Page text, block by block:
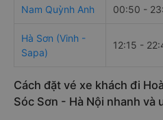
Nam Quỳnh Anh 00:50 -
Hà Sơn (Vinh -
Sapa)
12:15 -
Cách đặt vé xe khách đi
Sóc Sơn - Hà Nội nhanh và